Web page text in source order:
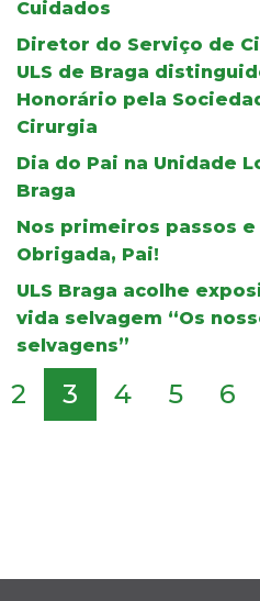
Cuidados
Diretor do Serviço de
ULS de Braga
Honorário pela
Cirurgia
Dia do Pai na Unidade
Braga
Nos primeiros passos
Obrigada, Pai!
ULS Braga acolhe
vida selvagem “Os
selvagens”
2 3 4 5 6